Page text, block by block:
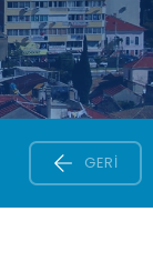
GERI